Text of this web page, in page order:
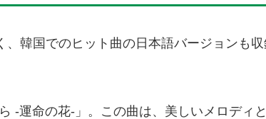
、韓国でのヒット曲の日本語バージョンも
-運命の花-」。この曲は、美しいメロディ